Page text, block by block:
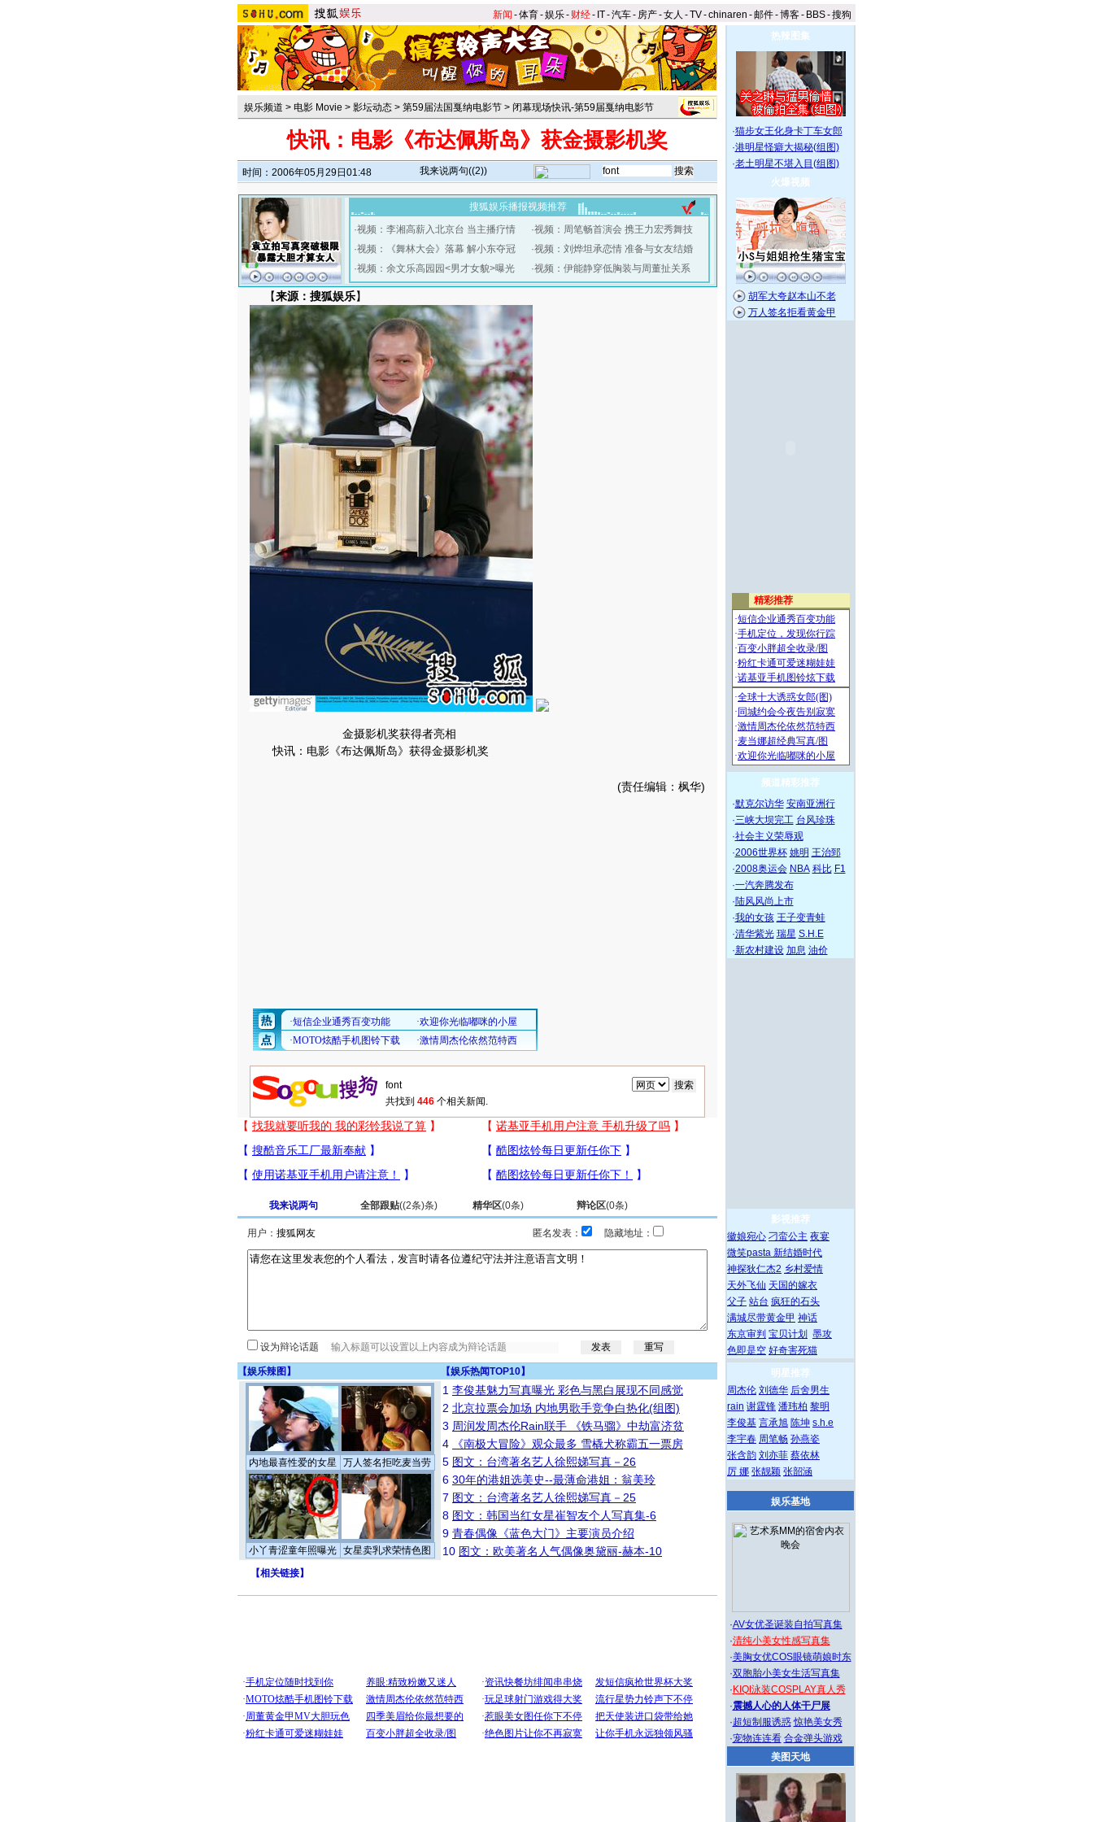
新闻 -体育-娱乐- 财经- IT-汽车- 房产-女人 -TV-chinaren -邮件-博客- BBS-搜狗
娱乐频道 > 电影 Movie > 影坛动态 > 第59届法国戛纳电影节 > 闭幕现场快讯-第59届戛纳电影节
快讯：电影《布达佩斯岛》获金摄影机奖
时间：2006年05月29日01:48 我来说两句((2))
搜狐娱乐播报视频推荐
·视频：李湘高薪入北京台 当主播疗情
·视频：《舞林大会》落幕 解小东夺冠
·视频：余文乐高园园<男才女貌>曝光
·视频：周笔畅首演会 携王力宏秀舞技
·视频：刘烨坦承恋情 准备与女友结婚
·视频：伊能静穿低胸装与周董扯关系
【来源：搜狐娱乐】
金摄影机奖获得者亮相
快讯：电影《布达佩斯岛》获得金摄影机奖
(责任编辑：枫华)
共找到 446 个相关新闻.
我来说两句 全部跟贴((2条)条) 精华区(0条) 辩论区(0条)
用户： 匿名发表： 隐藏地址：
设为辩论话题
【娱乐辣图 】 【娱乐热闻TOP10】
内地最喜性爱的女星 万人签名拒吃麦当劳
小丫青涩童年照曝光 女星卖乳求荣情色图
1 李俊基魅力写真曝光 彩色与黑白展现不同感觉
2 北京拉票会加场 内地男歌手竞争白热化(组图)
3 周润发周杰伦Rain联手 《铁马骝》中劫富济贫
4
《南极大冒险》观众最多 雪橇犬称霸五一票房
5 图文：台湾著名艺人徐熙娣写真－26
6 30年的港姐选美史--最薄命港姐：翁美玲
7 图文：台湾著名艺人徐熙娣写真－25
8 图文：韩国当红女星崔智友个人写真集-6
9 青春偶像《蓝色大门》主要演员介绍
10 图文：欧美著名人气偶像奥黛丽-赫本-10
【相关链接】
热辣图集
·猫步女王化身卡丁车女郎
·港明星怪癖大揭秘(组图)
·老土明星不堪入目(组图)
火爆视频
胡军大夸赵本山不老
万人签名拒看黄金甲
频道精彩推荐
·默克尔访华 安南亚洲行
·三峡大坝完工 台风珍珠
·社会主义荣辱观
·2006世界杯 姚明 王治郅
·2008奥运会 NBA 科比 F1
·一汽奔腾发布
·陆风风尚上市
·我的女孩 王子变青蛙
·清华紫光 瑞星 S.H.E
·新农村建设 加息 油价
影视推荐
徽娘宛心 刁蛮公主 夜宴
微笑pasta 新结婚时代
神探狄仁杰2 乡村爱情
天外飞仙 天国的嫁衣
父子 站台 疯狂的石头
满城尽带黄金甲 神话
东京审判 宝贝计划
墨攻
色即是空 好奇害死猫
明星推荐
周杰伦 刘德华 后舍男生
rain 谢霆锋 潘玮柏 黎明
李俊基 言承旭 陈坤 s.h.e
李宇春 周笔畅 孙燕姿
张含韵 刘亦菲 蔡依林
厉 娜 张靓颖 张韶涵
娱乐基地
·AV女优圣诞装自拍写真集
·清纯小美女性感写真集
·美胸女优COS眼镜萌娘时东
·双胞胎小美女生活写真集
· KIQI泳装COSPLAY真人秀
·震撼人心的人体干尸展
·超短制服诱惑 惊艳美女秀
·宠物连连看 合金弹头游戏
美图天地